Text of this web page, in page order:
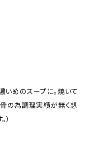
めのスープに。焼いて
骨の為調理実績が無く想
）